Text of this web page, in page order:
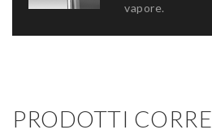
vapore.
PRODOTTI